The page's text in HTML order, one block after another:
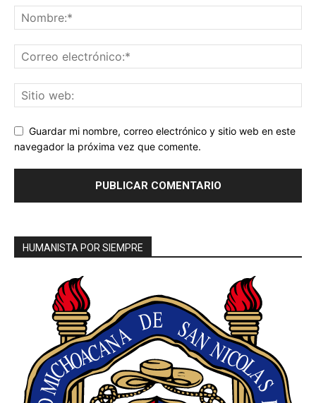
Guardar mi nombre, correo electrónico y sitio web en este
navegador la próxima vez que comente.
HUMANISTA POR SIEMPRE